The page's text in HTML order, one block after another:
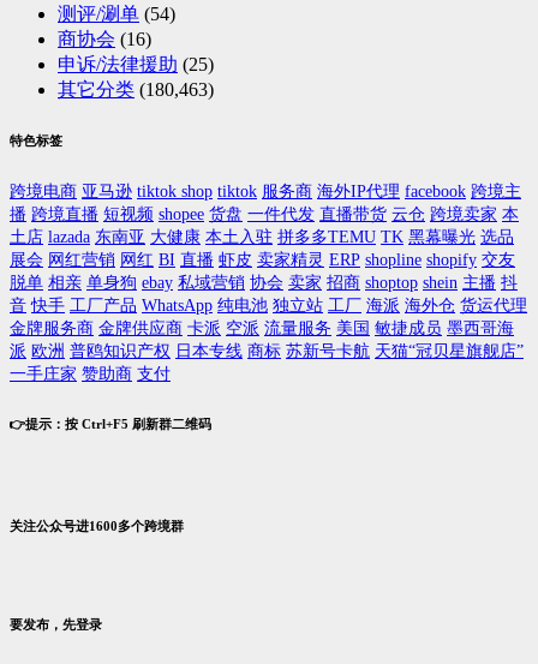
测评/涮单 (54)
商协会 (16)
申诉/法律援助 (25)
其它分类 (180,463)
特色标签
跨境电商 亚马逊 tiktok shop tiktok 服务商 海外IP代理 facebook 跨境主
播 跨境直播 短视频 shopee 货盘 一件代发 直播带货 云仓 跨境卖家 本
土店 lazada 东南亚 大健康 本土入驻 拼多多TEMU TK 黑幕曝光 选品
展会 网红营销 网红 BI 直播 虾皮 卖家精灵 ERP shopline shopify 交友
脱单 相亲 单身狗 ebay 私域营销 协会 卖家 招商 shoptop shein 主播 抖
音 快手 工厂产品 WhatsApp 纯电池 独立站 工厂 海派 海外仓 货运代理
金牌服务商 金牌供应商 卡派 空派 流量服务 美国 敏捷成员 墨西哥海
派 欧洲 普鸥知识产权 日本专线 商标 苏新号卡航 天猫“冠贝星旗舰店”
一手庄家 赞助商 支付
👉提示：按 Ctrl+F5 刷新群二维码
关注公众号进1600多个跨境群
要发布，先登录